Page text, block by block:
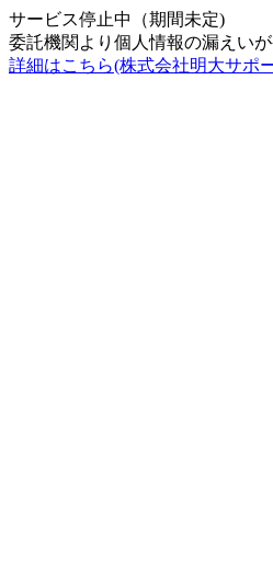
サービス停止中（期間未定)
委託機関より個人情報の漏えいが
詳細はこちら(株式会社明大サポ